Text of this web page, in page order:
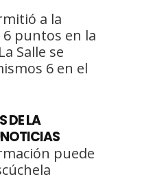
a la
puntos en la
Salle se
6 en el
DE LA
puede